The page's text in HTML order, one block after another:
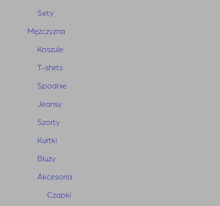
Sety
Mężczyzna
Koszule
T-shirts
Spodnie
Jeansy
Szorty
Kurtki
Bluzy
Akcesoria
Czapki
BUNNY
Summer Sale
Sprawdź teraz
Bunny The News